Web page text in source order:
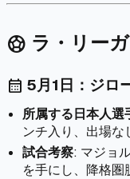
sports_soccer ラ・リー
calendar_month 5月1日：ジロ
所属する日本人選
ンチ入り、出場な
試合考察: マジョ
を手にし、降格圏